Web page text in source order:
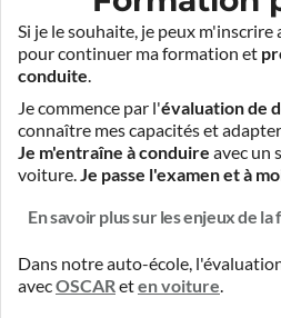
Si je le souhaite, je peux
pour continuer ma formation et
conduite.
Je commence par l'évaluation de
connaître mes capacités et
Je m'entraîne à conduire avec un
voiture.Je passe l'examen et à
En savoir plus sur les enjeux de
Dans notre auto-école,
avecOSCAReten voiture.